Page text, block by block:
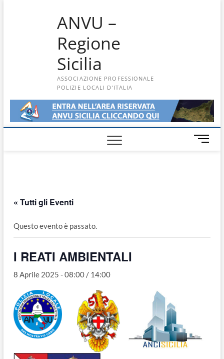
ANVU –
Regione
Sicilia
ASSOCIAZIONE PROFESSIONALE
POLIZIE LOCALI D'ITALIA
M
e
n
« Tutti gli Eventi
Questo evento è passato.
I REATI AMBIENTALI
8 Aprile 2025 - 08:00/ 14:00